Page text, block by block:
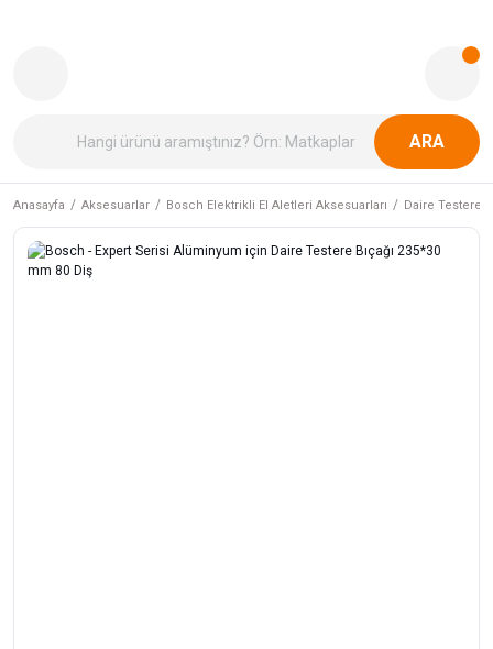
ARA
Anasayfa Aksesuarlar Bosch Elektrikli El Aletleri Aksesuarları Daire Testere